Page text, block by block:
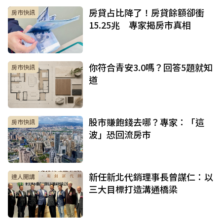
房市快訊
房貸占比降了！房貸餘額卻衝
15.25兆 專家揭房市真相
房市快訊
你符合青安3.0嗎？回答5題就知
道
房市快訊
股市賺飽錢去哪？專家：「這
波」恐回流房市
達人開講
新任新北代銷理事長曾謀仁：以
三大目標打造溝通橋梁